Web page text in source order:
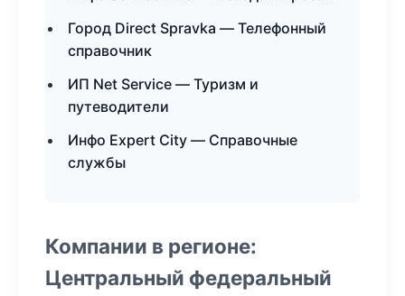
Город Direct Spravka — Телефонный
справочник
ИП Net Service — Туризм и
путеводители
Инфо Expert City — Справочные
службы
Компании в регионе:
Центральный федеральный